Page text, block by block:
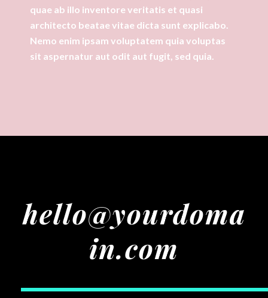
quae ab illo inventore veritatis et quasi
architecto beatae vitae dicta sunt explicabo.
Nemo enim ipsam voluptatem quia voluptas
sit aspernatur aut odit aut fugit, sed quia.
hello@yourdoma
in.com